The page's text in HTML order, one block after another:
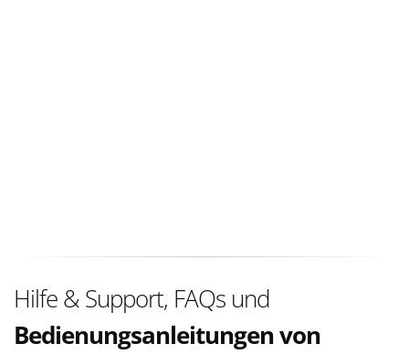
Hilfe & Support, FAQs und
Bedienungsanleitungen von